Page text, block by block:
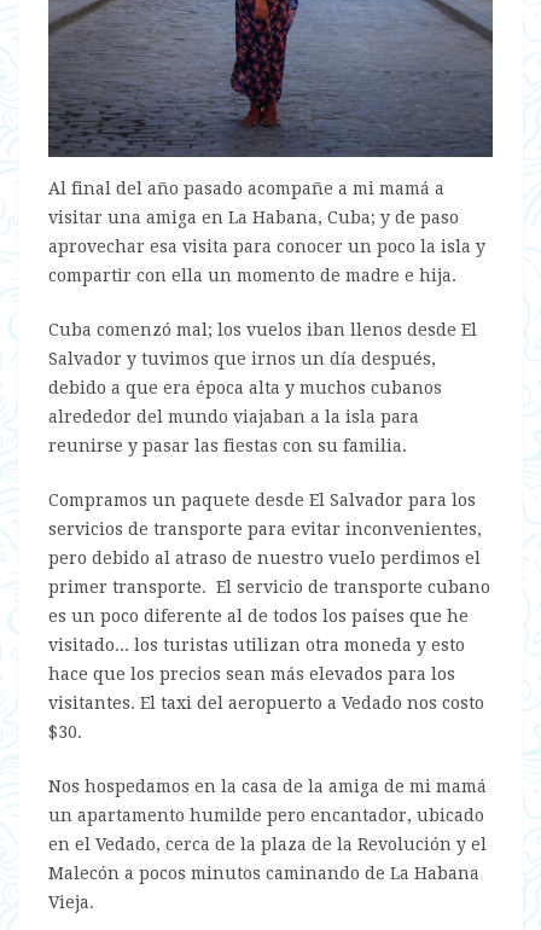
Al final del año pasado acompañe a mi mamá a
visitar una amiga en La Habana, Cuba; y de paso
aprovechar esa visita para conocer un poco la isla y
compartir con ella un momento de madre e hija.
Cuba comenzó mal; los vuelos iban llenos desde El
Salvador y tuvimos que irnos un día después,
debido a que era época alta y muchos cubanos
alrededor del mundo viajaban a la isla para
reunirse y pasar las fiestas con su familia.
Compramos un paquete desde El Salvador para los
servicios de transporte para evitar inconvenientes,
pero debido al atraso de nuestro vuelo perdimos el
primer transporte. El servicio de transporte cubano
es un poco diferente al de todos los países que he
visitado... los turistas utilizan otra moneda y esto
hace que los precios sean más elevados para los
visitantes. El taxi del aeropuerto a Vedado nos costo
$30.
Nos hospedamos en la casa de la amiga de mi mamá
un apartamento humilde pero encantador, ubicado
en el Vedado, cerca de la plaza de la Revolución y el
Malecón a pocos minutos caminando de La Habana
Vieja.